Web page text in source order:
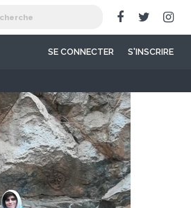
SE CONNECTER S'INSCRIRE